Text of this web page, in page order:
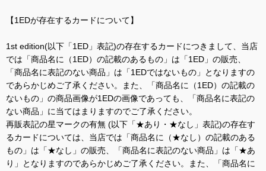
【1EDが存在するカードについて】
1st edition(以下「1ED」表記)の存在するカードにつきまして、当店
では「商品名に（1ED）の記載のあるもの」は「1ED」の販売、
「商品名に表記のない商品」は「1EDではないもの」となりますの
であらかじめご了承ください。また、「商品名に（1ED）の記載の
ないもの」の商品画像が1EDの画像であっても、「商品名に表記の
ない商品」に当てはまりますのでご了承ください。
再販表記の星マークの有無 (以下「★あり・★なし」表記)の存在す
るカードについては、当店では「商品名に（★なし）の記載のある
もの」は「★なし」の販売、「商品名に表記のない商品」は「★あ
り」となりますのであらかじめご了承ください。また、「商品名に